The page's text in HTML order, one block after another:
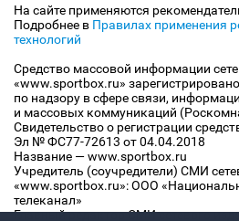
На сайте применяются
Подробнее в Правилах применения
технологий
Средство массовой информации
«www.sportbox.ru»
по надзору в сфере связи,
и массовых коммуникаций
Свидетельство о регистрации
Эл № ФС77-72613 от 04.04.2018
Название — www.sportbox.ru
Учредитель (соучредители) СМИ
«www.sportbox.ru»: ООО
телеканал»
Главный редактор СМИ сетевого